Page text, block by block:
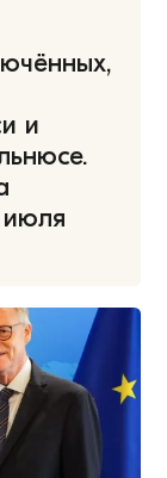
и
июля